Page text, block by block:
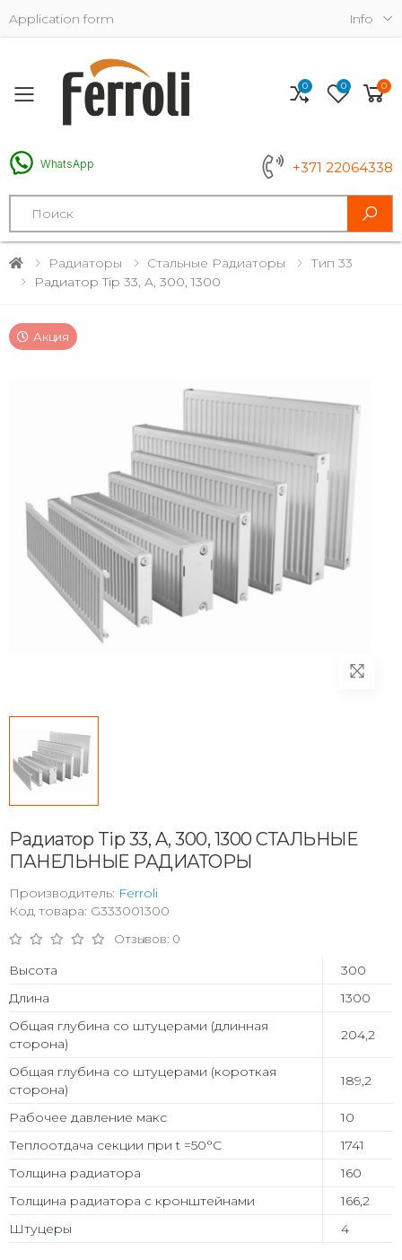
Application form Info
Toggle mobile menu
WhatsApp +371 22064338
Search
0 0 0
Радиаторы Стальные Радиаторы
Тип 33
Радиатор Tip 33, A, 300, 1300
Акция
Радиатор Tip 33, A, 300, 1300 СТАЛЬНЫЕ
ПАНЕЛЬНЫЕ РАДИАТОРЫ
Производитель: Ferroli
Код товара: G333001300
Отзывов: 0
Высота
300
Длина
1300
Общая глубина со штуцерами (длинная
сторона)
204,2
Общая глубина со штуцерами (короткая
сторона)
189,2
Рабочее давление макс
10
Теплоотдача секции при t =50°С
1741
Толщина радиатора
160
Толщина радиатора с кронштейнами
166,2
Штуцеры
4